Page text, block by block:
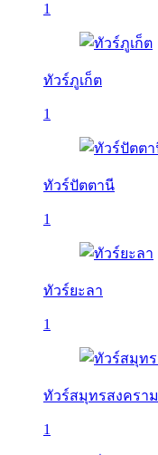
1
ทัวร์ภูเก็ต
1
ทัวร์ปัตตานี
1
ทัวร์ยะลา
1
ทัวร์สมุทรสงคราม
1